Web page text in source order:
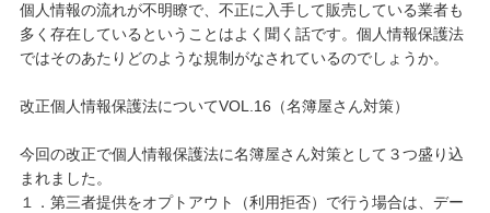
個人情報の流れが不明瞭で、不正に入手して販売している業者も
多く存在しているということはよく聞く話です。個人情報保護法
ではそのあたりどのような規制がなされているのでしょうか。
改正個人情報保護法についてVOL.16（名簿屋さん対策）
今回の改正で個人情報保護法に名簿屋さん対策として３つ盛り込
まれました。
１．第三者提供をオプトアウト（利用拒否）で行う場合は、デー